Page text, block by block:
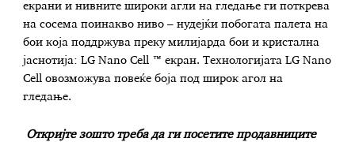
екрани и нивните широки агли на гледање ги поткрева
на сосема поинакво ниво – нудејќи побогата палета на
бои која поддржува преку милијарда бои и кристална
јаснотија: LG Nano Cell ™ екран. Технологијата LG Nano
Cell овозможува повеќе боја под широк агол на
гледање.
Откријте зошто треба да ги посетите продавниците